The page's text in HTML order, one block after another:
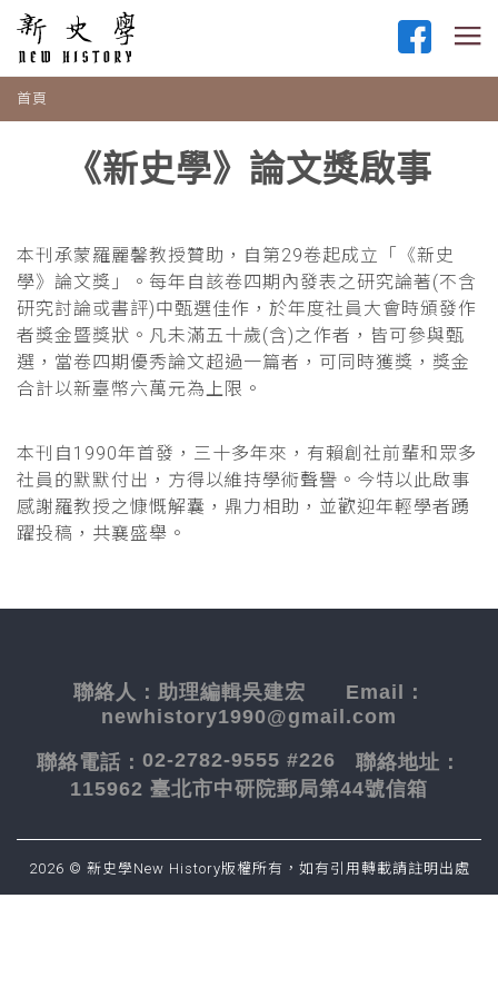
首頁
《新史學》論文獎啟事
本刊承蒙羅麗馨教授贊助，自第29卷起成立「《新史
學》論文獎」。每年自該卷四期內發表之研究論著(不含
研究討論或書評)中甄選佳作，於年度社員大會時頒發作
者獎金暨獎狀。凡未滿五十歲(含)之作者，皆可參與甄
選，當卷四期優秀論文超過一篇者，可同時獲獎，獎金
合計以新臺幣六萬元為上限。
本刊自1990年首發，三十多年來，有賴創社前輩和眾多
社員的默默付出，方得以維持學術聲譽。今特以此啟事
感謝羅教授之慷慨解囊，鼎力相助，並歡迎年輕學者踴
躍投稿，共襄盛舉。
聯絡人： 助理編輯吳建宏 Email：
newhistory1990@gmail.com
聯絡電話： 02-2782-9555 #226 聯絡地址：
115962 臺北市中研院郵局第44號信箱
2026 © 新史學New History版權所有，如有引用轉載請註明出處